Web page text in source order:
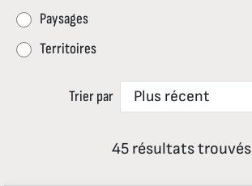
Paysages
Territoires
Trier par
45 résultats trouvés